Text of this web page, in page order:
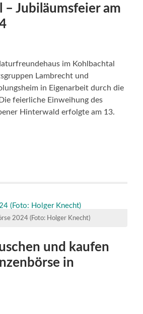
– Jubiläumsfeier am
im Kohlbachtal
Lambrecht und
in Eigenarbeit durch die
feierliche Einweihung des
Hinterwald erfolgte am 13.
2024 (Foto: Holger Knecht)
und kaufen
in